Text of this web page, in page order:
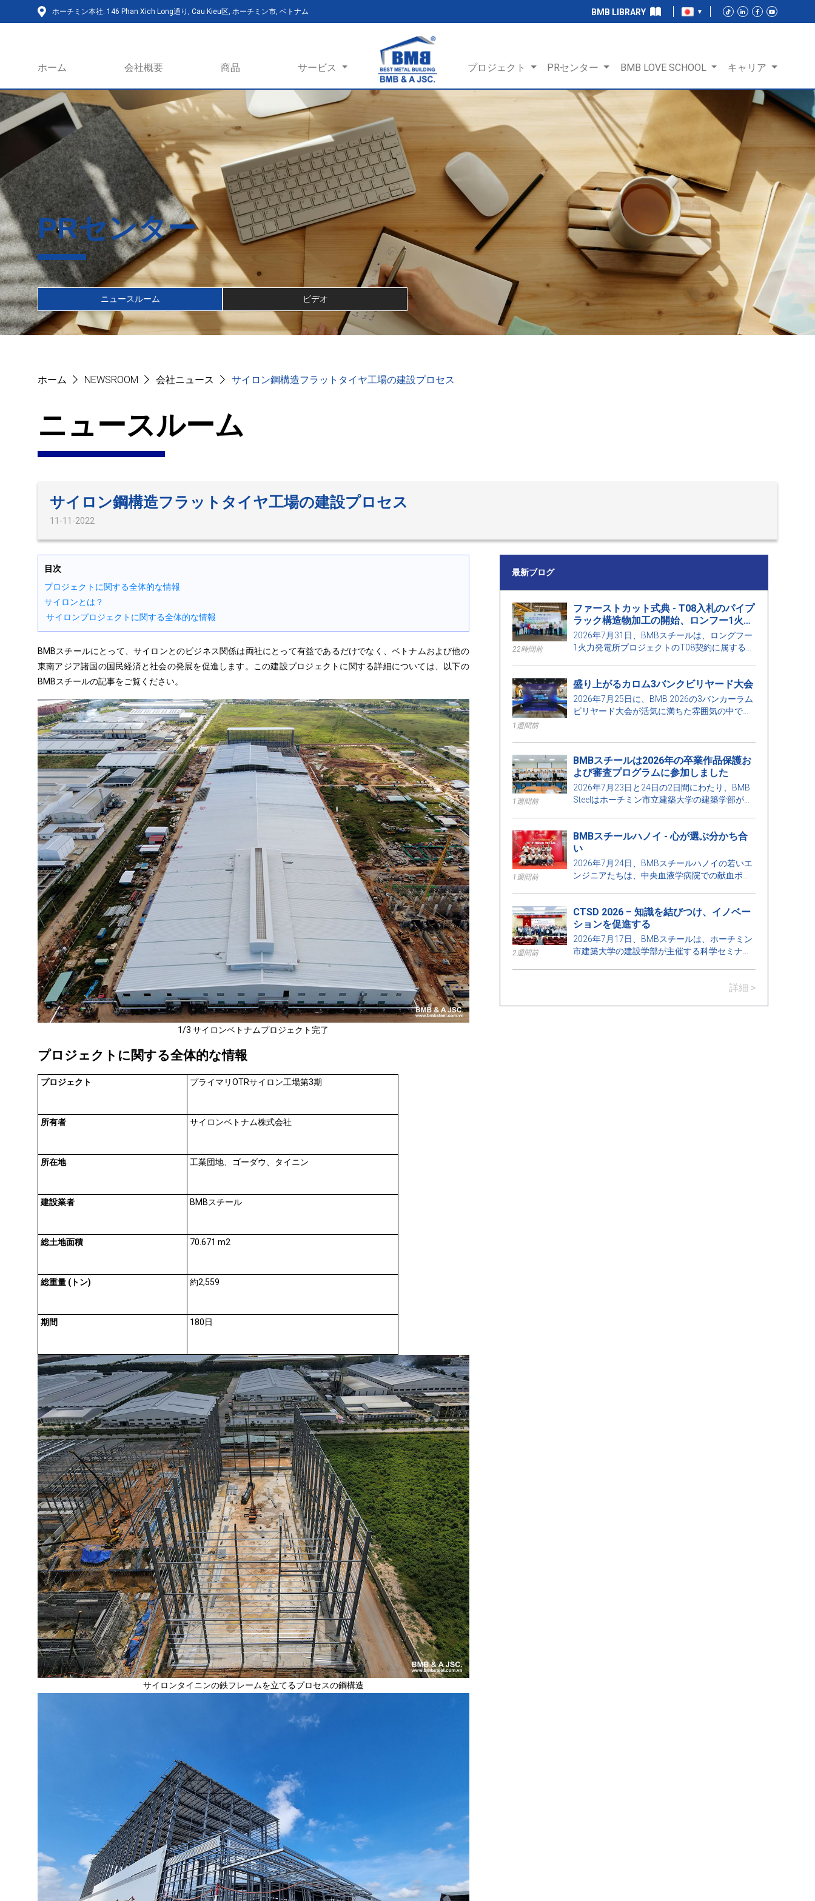
ホーチミン本社: 146 Phan Xich Long通り, Cau Kieu区, ホーチミン市, ベトナム BMB LIBRARY
ホーム 会社概要 商品 サービス プロジェクト PRセンター BMB LOVE SCHOOL キャリア
PRセンター
ニュースルーム ビデオ
ホーム NEWSROOM 会社ニュース サイロン鋼構造フラットタイヤ工場の建設プロセス
ニュースルーム
サイロン鋼構造フラットタイヤ工場の建設プロセス
11-11-2022
目次
プロジェクトに関する全体的な情報
サイロンとは？
サイロンプロジェクトに関する全体的な情報
BMBスチールにとって、サイロンとのビジネス関係は両社にとって有益であるだけでなく、ベトナムおよび他の
東南アジア諸国の国民経済と社会の発展を促進します。この建設プロジェクトに関する詳細については、以下の
BMBスチールの記事をご覧ください。
1/3 サイロンベトナムプロジェクト完了
プロジェクトに関する全体的な情報
プロジェクト プライマリOTRサイロン工場第3期
所有者 サイロンベトナム株式会社
所在地 工業団地、ゴーダウ、タイニン
建設業者 BMBスチール
総土地面積 70.671 m2
総重量 (トン) 約2,559
期間 180日
サイロンタイニンの鉄フレームを立てるプロセスの鋼構造
最新ブログ
22時間前
ファーストカット式典 - T08入札のパイプ
ラック構造物加工の開始、ロンフー1火力
発電所プロジェクト
2026年7月31日、BMBスチールは、ロングフー
1火力発電所プロジェクトのT08契約に属するパ
1週間前
盛り上がるカロム3バンクビリヤード大会
2026年7月25日に、BMB 2026の3バンカーラム
ビリヤード大会が活気に満ちた雰囲気の中で、
1週間前
BMBスチールは2026年の卒業作品保護お
よび審査プログラムに参加しました
2026年7月23日と24日の2日間にわたり、BMB
Steelはホーチミン市立建築大学の建築学部が主
た。これは学校と企業のつながりを強化し、建
設業界の発展要求に応えるために教育の質を向
上させる意義深い活動です。
1週間前
BMBスチールハノイ - 心が選ぶ分かち合
い
2026年7月24日、BMBスチールハノイの若いエ
ンジニアたちは、中央血液学病院での献血ボラ
た。
2週間前
CTSD 2026 – 知識を結びつけ、イノベー
ションを促進する
2026年7月17日、BMBスチールは、ホーチミン
市建築大学の建設学部が主催する科学セミナー
Development 2026 (CTSD 2026)」のスポンサー
詳細 >